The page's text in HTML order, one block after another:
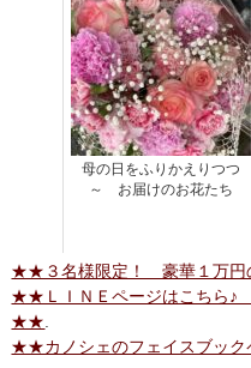
母の日をふりかえりつつ
～ お届けのお花たち
★★３名様限定！ 豪華１万円
★★ＬＩＮＥページはこちら♪
★★
★★カノシェのフェイスブッ